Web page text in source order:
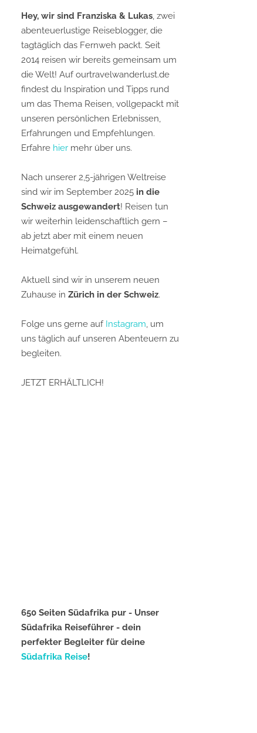
Hey, wir sind Franziska & Lukas, zwei
abenteuerlustige Reiseblogger, die
tagtäglich das Fernweh packt. Seit
2014 reisen wir bereits gemeinsam um
die Welt! Auf ourtravelwanderlust.de
findest du Inspiration und Tipps rund
um das Thema Reisen, vollgepackt mit
unseren persönlichen Erlebnissen,
Erfahrungen und Empfehlungen.
Erfahre hier mehr über uns.
Nach unserer 2,5-jährigen Weltreise
sind wir im September 2025 in die
Schweiz ausgewandert! Reisen tun
wir weiterhin leidenschaftlich gern –
ab jetzt aber mit einem neuen
Heimatgefühl.
Aktuell sind wir in unserem neuen
Zuhause in Zürich in der Schweiz.
Folge uns gerne auf Instagram, um
uns täglich auf unseren Abenteuern zu
begleiten.
JETZT ERHÄLTLICH!
650 Seiten Südafrika pur - Unser
Südafrika Reiseführer - dein
perfekter Begleiter für deine
Südafrika Reise!